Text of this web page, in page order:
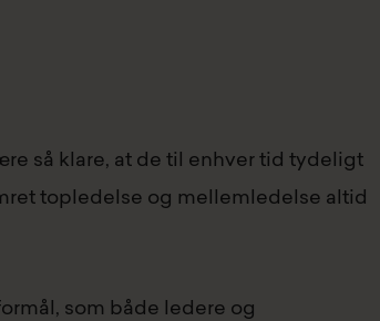
så klare, at de til enhver tid tydeligt
topledelse og mellemledelse altid
som både ledere og